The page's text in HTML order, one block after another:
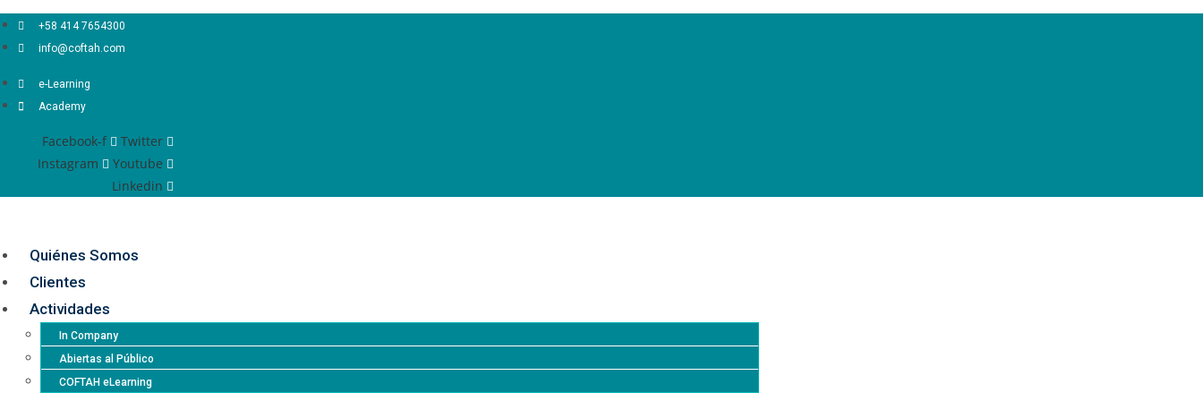
Ir
al
contenido
+58 414 7654300
info@coftah.com
e-Learning
Academy
Facebook-f
Twitter
Instagram
Youtube
Linkedin
Quiénes Somos
Clientes
Actividades
In Company
Abiertas al Público
COFTAH eLearning